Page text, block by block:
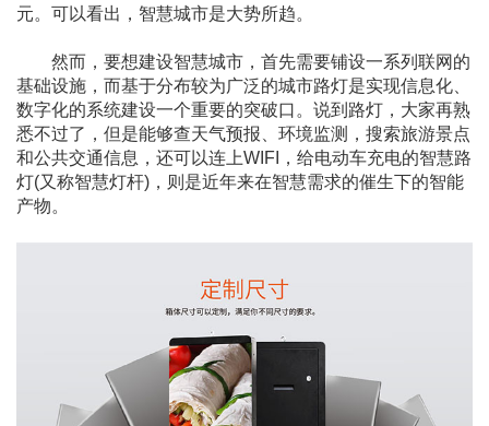
元。可以看出，智慧城市是大势所趋。
然而，要想建设智慧城市，首先需要铺设一系列联网的
基础设施，而基于分布较为广泛的城市路灯是实现信息化、
数字化的系统建设一个重要的突破口。说到路灯，大家再熟
悉不过了，但是能够查天气预报、环境监测，搜索旅游景点
和公共交通信息，还可以连上WIFI，给电动车充电的智慧路
灯(又称智慧灯杆)，则是近年来在智慧需求的催生下的智能
产物。